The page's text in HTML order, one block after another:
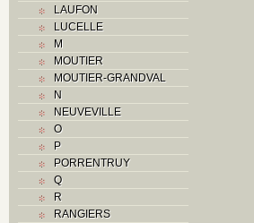
LAUFON
LUCELLE
M
MOUTIER
MOUTIER-GRANDVAL
N
NEUVEVILLE
O
P
PORRENTRUY
Q
R
RANGIERS